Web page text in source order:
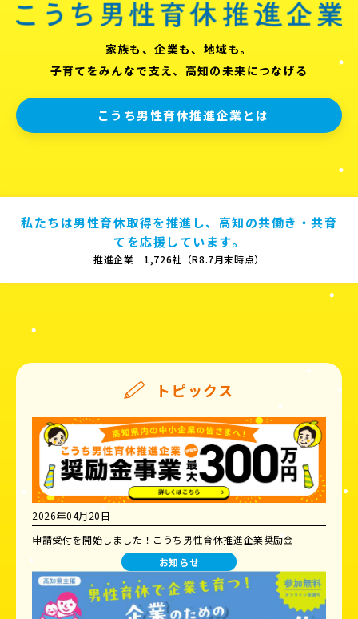
家族も、企業も、地域も。
子育てをみんなで支え、高知の未来につなげる
こうち男性育休推進企業とは
私たちは男性育休取得を推進し、高知の共働き・共育
てを応援しています。
推進企業 1,726社（R8.7月末時点）
トピックス
2026年04月20日
申請受付を開始しました！こうち男性育休推進企業奨励金
お知らせ